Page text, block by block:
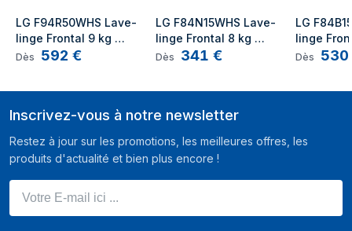
Type de
commande
Rotatif, Tactile
Panneaux
à l'emploi
Non
Ouverture de la
LG F94R50WHS Lave-
linge Frontal 9 kg
1400 tr/min Blanc
Dès 592 €
LG F84N15WHS Lave-
linge Frontal 8 kg
1400 tr/min Blanc
Dès 341 €
LG
linge
1400 tr/
Dès 530
Inscrivez-vous à notre newsletter
Restez à jour sur les promotions, les meilleures offres, les
produits d'actualité et bien plus encore !